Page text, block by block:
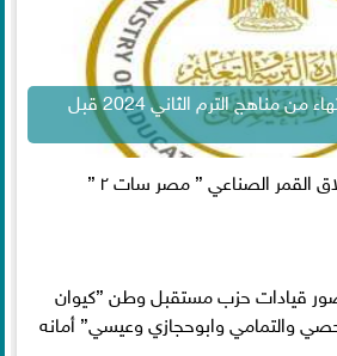
التعليم تشدد على الانتهاء من مناهج الترم الثاني 2024 قبل
القمر الصناعي ” مصر سات ٢ ”
قيادات حزب مستقبل وطن ”كيوان
والتمامي وابوحجازي وعيسي” أمانه